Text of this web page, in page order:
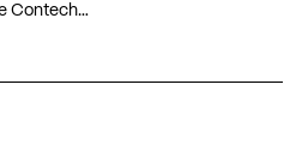
Contech…